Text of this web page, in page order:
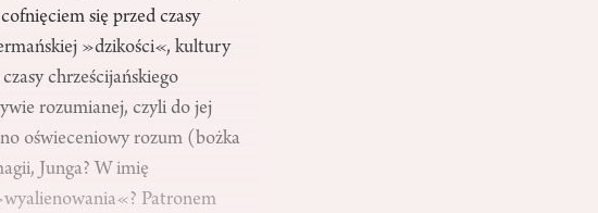
się przed czasy
»dzikości«, kultury
chrześcijańskiego
rozumianej, czyli do jej
oświeceniowy rozum (bożka
Junga? W imię
Patronem